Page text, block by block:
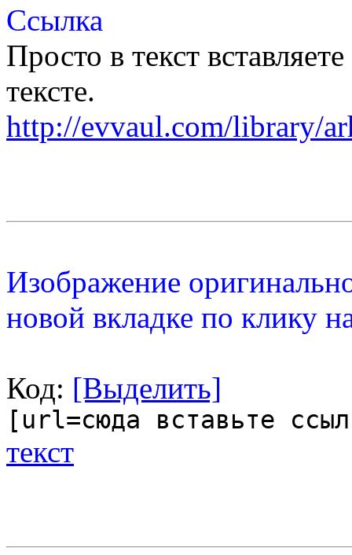
Ссылка
Просто в текст
тексте.
http://evvaul.com/library/
Изображение
новой вкладке по клику
Код: [Выделить]
[url=сюда вставьте
текст